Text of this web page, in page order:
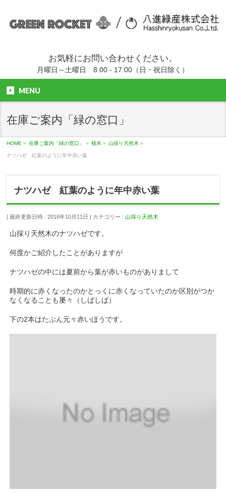
お気軽にお問い合わせください。
月曜日～土曜日 8:00 - 17:00（日・祝日除く）
MENU
在庫ご案内「緑の窓口」
HOME » 在庫ご案内「緑の窓口」 » 植木 » 山採り天然木 »
ナツハゼ 紅葉のように年中赤い葉
ナツハゼ 紅葉のように年中赤い葉
最終更新日時 : 2016年10月11日 カテゴリー :山採り天然木
山採り天然木のナツハゼです。
何度かご紹介したことがありますが
ナツハゼの中には夏前から葉が赤いものがありまして
時期的に赤くなったのかとっくに赤くなっていたのか区別がつか
なくなることも屡々（しばしば）
下の2本はたぶん元々赤いほうです。